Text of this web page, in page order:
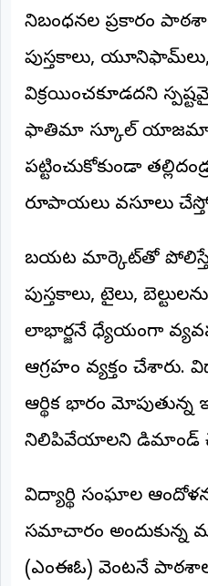
2026
NEWS
క్షణం
పక్షం
నిబంధనల ప్రకారం
పుస్తకాలు,
విక్రయించకూడదని
ఫాతిమా స్కూల్
పట్టించుకోకుండా
రూపాయలు వసూలు
బయట మార్కెట్‌తో పోలిస్తే
పుస్తకాలు, టైలు,
లాభార్జనే ధ్యేయంగా
ఆగ్రహం వ్యక్తం చేశారు.
ఆర్థిక భారం
నిలిపివేయాలని డిమాండ్
విద్యార్థి సంఘాల
సమాచారం
(ఎంఈఓ) వెంటనే